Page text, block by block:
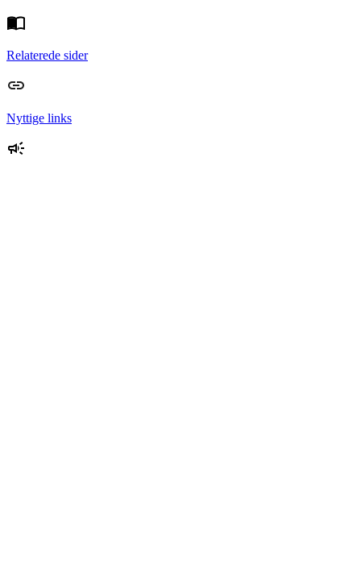
Relaterede sider
Nyttige links